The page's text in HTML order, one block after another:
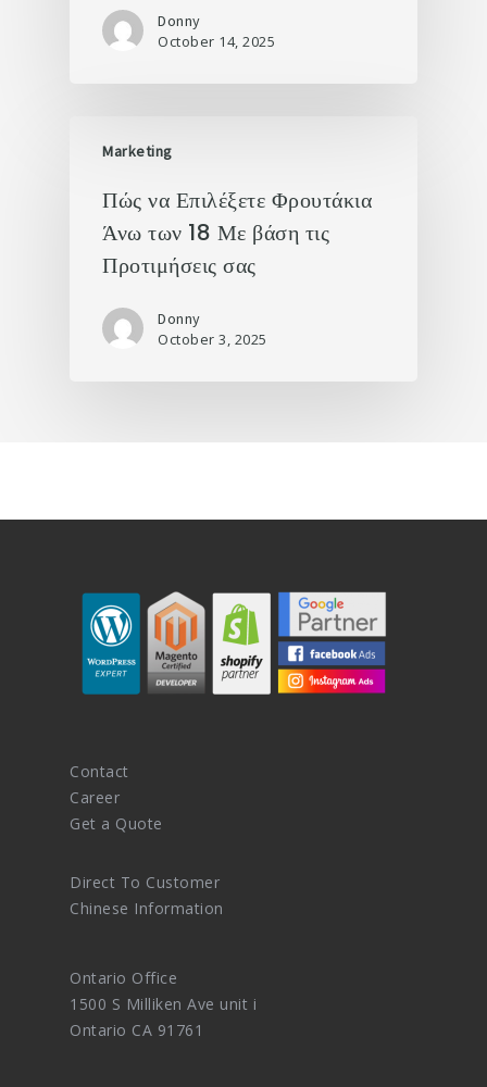
Donny
October 14, 2025
Marketing
Πώς να Επιλέξετε Φρουτάκια
Άνω των 18 Με βάση τις
Προτιμήσεις σας
Donny
October 3, 2025
Contact
Career
Get a Quote
Direct To Customer
Chinese Information
Ontario Office
1500 S Milliken Ave unit i
Ontario CA 91761